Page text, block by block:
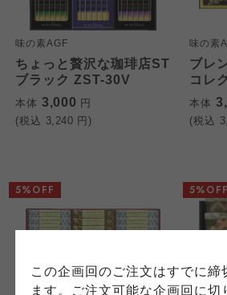
この企画回のご注文はすでに締
ます。ご注文可能な企画回に切
味の素AGF
ちょっと贅沢な珈琲店ST
ブラック ZST-30V
本体 3,000 円
(税込 3,240 円)
味の素
ブレ
コレ
本体
(税込
5%OFF 5%OFF
ご利用約款（ご利用
用規程）につ
このサイトは7つの生協から業
コープきんき事業連合が運営し
投稿については、利用約款の細
れています。
コープしが
個人情報保護方針
このサイトは7つの生協から業
コープきんき事業連合が運営し
かりしている個人情報について
連合、ならびに各生協の「個人
コープ事業連合、ならびに各生
保護方針」については各生協の
クしてご確認ください。
コープしが
特定商取引法に基づ
いて
このサイトは7つの生協から業
コープきんき事業連合が運営し
て」については各生協のボタン
ご確認ください。
コープしが